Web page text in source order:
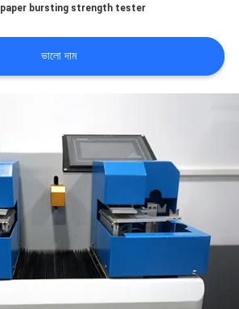
paper bursting strength tester
ভালো দাম